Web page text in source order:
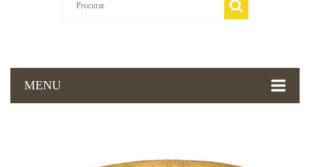
MENU